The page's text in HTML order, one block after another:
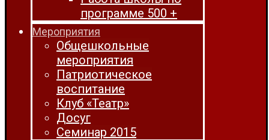
программе 500 +
Мероприятия
Общешкольные
мероприятия
Патриотическое
воспитание
Клуб «Театр»
Досуг
Семинар 2015